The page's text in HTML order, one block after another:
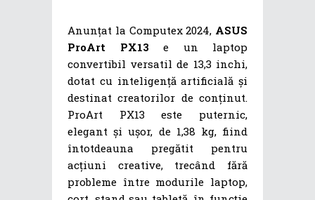
Anunțat la Computex 2024, ASUS
ProArt PX13 e un laptop
convertibil versatil de 13,3 inchi,
dotat cu inteligență artificială și
destinat creatorilor de conținut.
ProArt PX13 este puternic,
elegant și ușor, de 1,38 kg, fiind
întotdeauna pregătit pentru
acțiuni creative, trecând fără
probleme între modurile laptop,